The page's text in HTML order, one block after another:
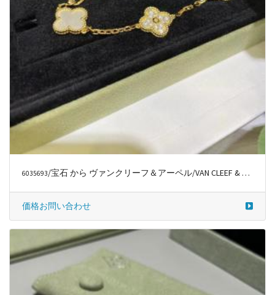
6035693/宝石 から ヴァンクリーフ＆アーペル/VAN CLEEF & ARPELS
価格お問い合わせ